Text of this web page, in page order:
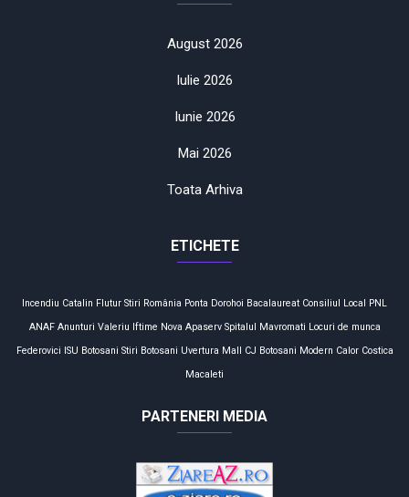
August 2026
Iulie 2026
Iunie 2026
Mai 2026
Toata Arhiva
ETICHETE
Incendiu Catalin Flutur Stiri România Ponta Dorohoi Bacalaureat Consiliul Local PNL
ANAF Anunturi Valeriu Iftime Nova Apaserv Spitalul Mavromati Locuri de munca
Federovici ISU Botosani Stiri Botosani Uvertura Mall CJ Botosani Modern Calor Costica
Macaleti
PARTENERI MEDIA